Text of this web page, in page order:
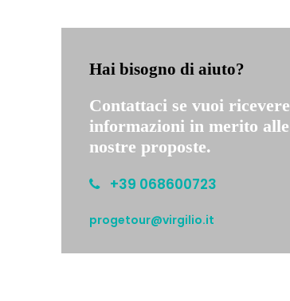
Hai bisogno di aiuto?
Contattaci se vuoi ricevere
informazioni in merito alle
nostre proposte.
+39 068600723
progetour@virgilio.it